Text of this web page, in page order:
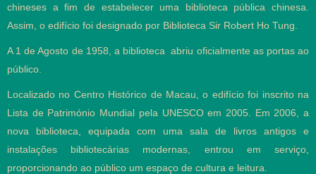
chineses a fim de estabelecer uma biblioteca pública chinesa.
Assim, o edifício foi designado por Biblioteca Sir Robert Ho Tung.
A 1 de Agosto de 1958, a biblioteca abriu oficialmente as portas ao
público.
Localizado no Centro Histórico de Macau, o edifício foi inscrito na
Lista de Património Mundial pela UNESCO em 2005. Em 2006, a
nova biblioteca, equipada com uma sala de livros antigos e
instalações bibliotecárias modernas, entrou em serviço,
proporcionando ao público um espaço de cultura e leitura.